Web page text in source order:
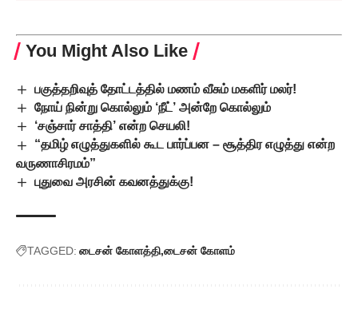
You Might Also Like
பகுத்தறிவுத் தோட்டத்தில் மணம் வீசும் மகளிர் மலர்!
நோய் நின்று கொல்லும் ‘நீட்’ அன்றே கொல்லும்
‘சஞ்சார் சாத்தி’ என்ற செயலி!
“தமிழ் எழுத்துகளில் கூட பார்ப்பன – சூத்திர எழுத்து என்ற
வருணாசிரமம்”
புதுவை அரசின் கவனத்துக்கு!
TAGGED: டைசன் கோளத்தி டைசன் கோளம்